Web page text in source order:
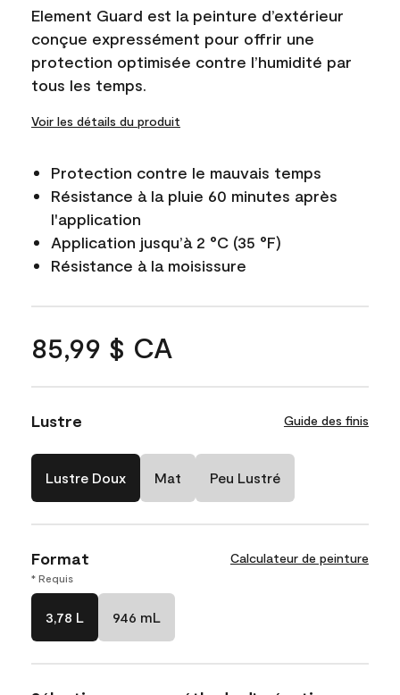
Element Guard est la peinture d’extérieur
conçue expressément pour offrir une
protection optimisée contre l’humidité par
tous les temps.
Voir les détails du produit
Protection contre le mauvais temps
Résistance à la pluie 60 minutes après
l'application
Application jusqu’à 2 °C (35 °F)
Résistance à la moisissure
85,99 $ CA
Lustre Guide des finis
Lustre Doux Mat Peu Lustré
Format Calculateur de peinture
* Requis
3,78 L 946 mL